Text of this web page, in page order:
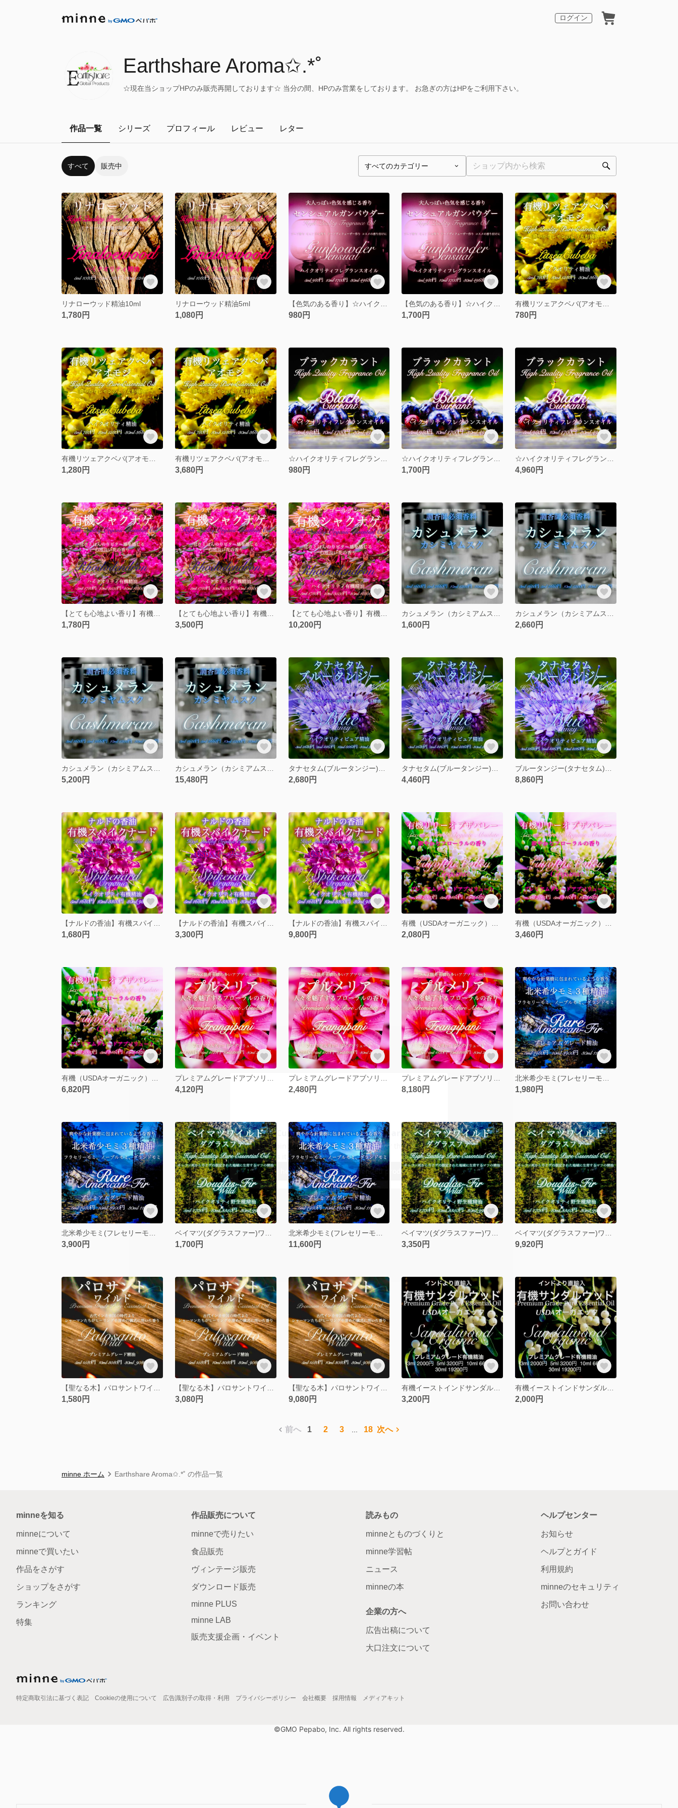
ログイン
Earthshare Aroma✩.*˚
☆現在当ショップHPのみ販売再開しております☆ 当分の間、HPのみ営業をしております。 お急ぎの方はHPをご利用下さい。
作品一覧 シリーズ プロフィール レビュー レター
すべて 販売中
リナローウッド精油10ml
1,780円
リナローウッド精油5ml
1,080円 980円 1,700円 780円
1,280円 3,680円 980円 1,700円 4,960円
1,780円 3,500円 10,200円 1,600円 2,660円
5,200円 15,480円 2,680円 4,460円 8,860円
1,680円 3,300円 9,800円 2,080円 3,460円
6,820円 4,120円 2,480円 8,180円 1,980円
3,900円 1,700円 11,600円 3,350円 9,920円
1,580円 3,080円 9,080円 3,200円 2,000円
前へ 1 2 3 18 次へ
minne ホーム Earthshare Aroma✩.*˚ の作品一覧
minneを知る
minneについて
minneで買いたい
作品をさがす
ショップをさがす
ランキング
特集
作品販売について
minneで売りたい
食品販売
ヴィンテージ販売
ダウンロード販売
minne PLUS
minne LAB
販売支援企画・イベント
読みもの
minneとものづくりと
minne学習帖
ニュース
minneの本
企業の方へ
広告出稿について
大口注文について
ヘルプセンター
お知らせ
ヘルプとガイド
利用規約
minneのセキュリティ
お問い合わせ
特定商取引法に基づく表記 Cookieの使用について 広告識別子の取得・利用 プライバシーポリシー 会社概要 採用情報 メディアキット
©GMO Pepabo, Inc. All rights reserved.